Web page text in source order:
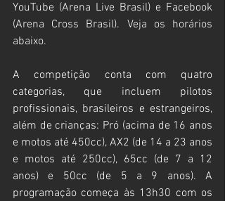
YouTube (Arena Live Brasil) e Facebook
(Arena Cross Brasil). Veja os horários
abaixo.
A competição conta com quatro
categorias, que incluem pilotos
profissionais, brasileiros e estrangeiros,
além de crianças: Pró (acima de 16 anos
e motos até 450cc), AX2 (de 14 a 23 anos
e motos até 250cc), 65cc (de 7 a 12
anos) e 50cc (de 5 a 9 anos). A
programação começa às 13h30 com os